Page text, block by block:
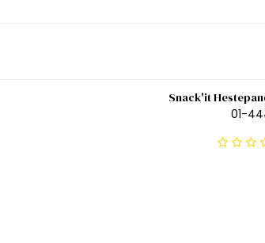
Snack'it
01-